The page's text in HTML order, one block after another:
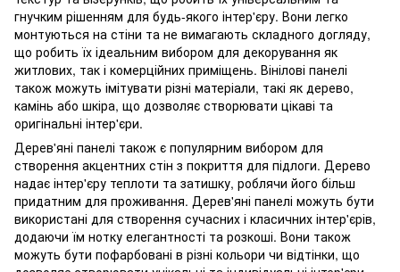
гнучким рішенням для будь-якого інтер'єру. Вони легко
монтуються на стіни та не вимагають складного догляду,
що робить їх ідеальним вибором для декорування як
житлових, так і комерційних приміщень. Вінілові панелі
також можуть імітувати різні матеріали, такі як дерево,
камінь або шкіра, що дозволяє створювати цікаві та
оригінальні інтер'єри.
Дерев'яні панелі також є популярним вибором для
створення акцентних стін з покриття для підлоги. Дерево
надає інтер'єру теплоти та затишку, роблячи його більш
придатним для проживання. Дерев'яні панелі можуть бути
використані для створення сучасних і класичних інтер'єрів,
додаючи їм нотку елегантності та розкоші. Вони також
можуть бути пофарбовані в різні кольори чи відтінки, що